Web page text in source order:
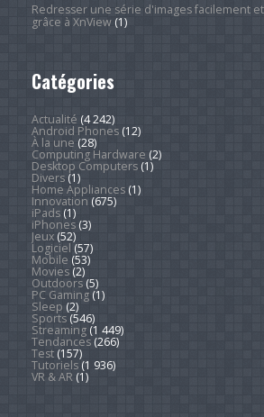
Redresser une série d'images facilement
grâce à XnView(1)
Catégories
Actualité (4 242)
Android Phones(12)
À la une (28)
Computing Hardware (2)
Desktop Computers(1)
Divers(1)
Home Appliances(1)
Innovation (675)
iPads(1)
iPhones(3)
Jeux(52)
Logiciel (57)
Mobile (53)
Movies(2)
Outdoors(5)
PC Gaming(1)
Sleep (2)
Sports(546)
Streaming(1 449)
Tendances(266)
Test(157)
Tutoriels(1 936)
VR & AR(1)